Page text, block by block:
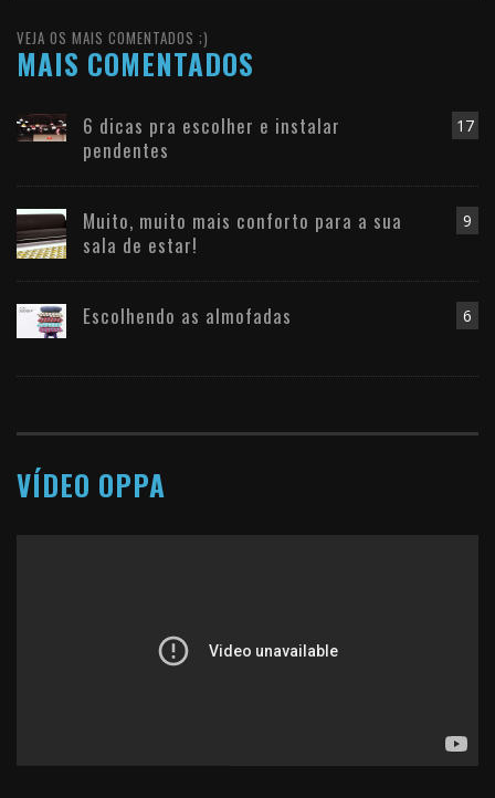
VEJA OS MAIS COMENTADOS ;)
MAIS COMENTADOS
17
6 dicas pra escolher e instalar
pendentes
9
Muito, muito mais conforto para a sua
sala de estar!
6
Escolhendo as almofadas
VÍDEO OPPA